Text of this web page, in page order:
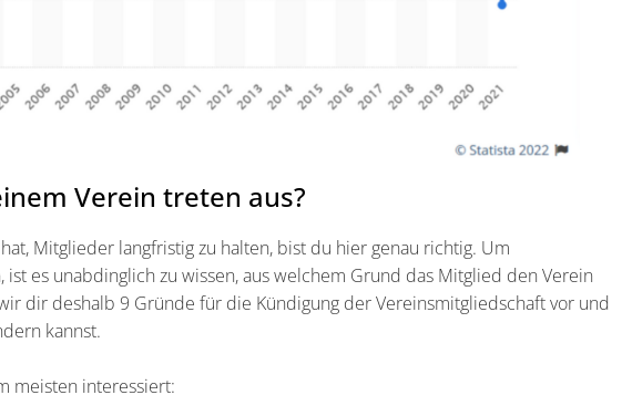
Verein treten aus?
Mitglieder langfristig zu halten, bist du hier genau richtig. Um
es unabdinglich zu wissen, aus welchem Grund das Mitglied den Verein
dir deshalb 9 Gründe für die Kündigung der Vereinsmitgliedschaft vor und
kannst.
meisten interessiert: